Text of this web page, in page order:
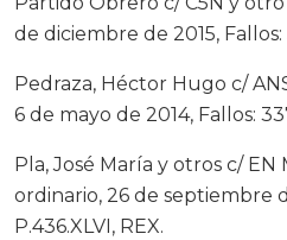
de diciembre de 2015, Fallos:
Pedraza, Héctor Hugo c/
6 de mayo de 2014, Fallos:
Pla, José María y otros c/ EN
ordinario, 26 de septiembre
P.436.XLVI, REX.